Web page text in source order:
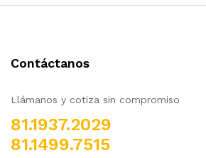
Contáctanos
Llámanos y cotiza sin compromiso
81.1937.2029
81.1499.7515